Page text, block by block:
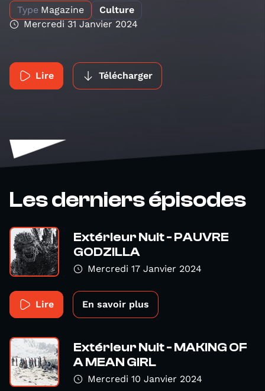
Type Magazine
Culture
Mercredi 31 Janvier 2024
Lire Télécharger
Les derniers épisodes
Extérieur Nuit - PAUVRE
GODZILLA
Mercredi 17 Janvier 2024
Lire En savoir plus
Extérieur Nuit - MAKING OF
A MEAN GIRL
Mercredi 10 Janvier 2024